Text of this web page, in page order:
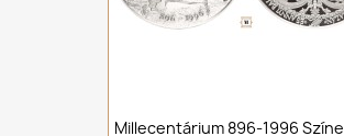
Millecentárium 896-1996